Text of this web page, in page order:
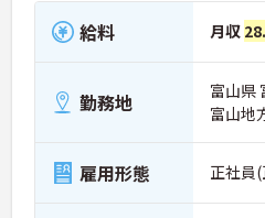
給料 月収
勤務地
富山県
富山地
雇用形態 正社員